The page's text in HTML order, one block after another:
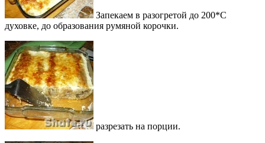
Запекаем в разогретой до 200*С
духовке, до образования румяной корочки.
разрезать на порции.